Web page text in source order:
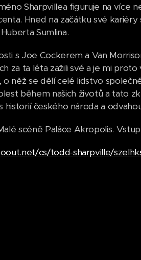
Sharpvillea figuruje na více
Hned na začátku své
Sumlina.
s Joe Cockerem a Van
za ta léta zažili své a je mi
o něž se dělí celé lidstvo
během našich životů a tato
českého národa a
scéně Paláce Akropolis.
cs/todd-sharpville/